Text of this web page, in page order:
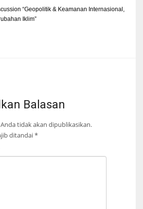
“Geopolitik & Keamanan Internasional,
Iklim”
Balasan
tidak akan dipublikasikan.
ditandai*